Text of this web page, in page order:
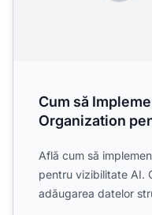
Cum să
Organization
Află cum să
pentru vizibilitate AI.
adăugarea datelor